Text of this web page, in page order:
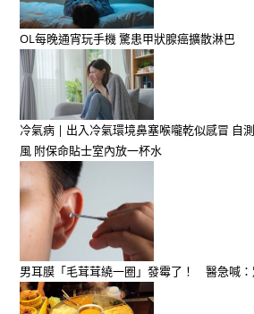
OL每晚通宵玩手機 驚患甲狀腺癌擴散淋巴
冷氣病 | 出入冷氣環境鼻塞喉嚨乾似感冒 自
風 附保命貼士室內放一杯水
男耳膜「毛茸茸繞一圈」發霉了！ 醫急喊